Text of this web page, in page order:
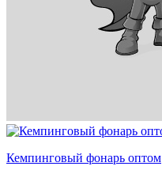
Кемпинговый фонарь оптом